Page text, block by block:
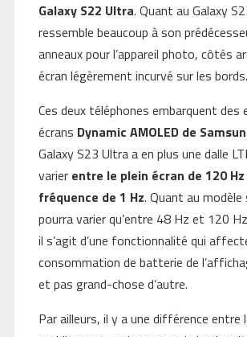
Galaxy S22 Ultra. Quant au Galaxy
ressemble beaucoup à son
anneaux pour l’appareil photo, côtés
écran légèrement incurvé sur les bords.
Ces deux téléphones embarquent des
écrans Dynamic AMOLED de
Galaxy S23 Ultra a en plus une dalle
varier entre le plein écran de 120
fréquence de 1 Hz. Quant au
pourra varier qu’entre 48 Hz et 120
il s’agit d’une fonctionnalité qui
consommation de batterie de
et pas grand-chose d’autre.
Par ailleurs, il y a une différence entre